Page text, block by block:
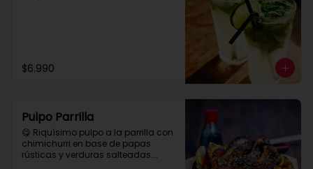
$6.990
Pulpo Parrilla
😋 Riquísimo pulpo a la parrilla con
chimichurri en base de papas
rústicas y verduras salteadas.